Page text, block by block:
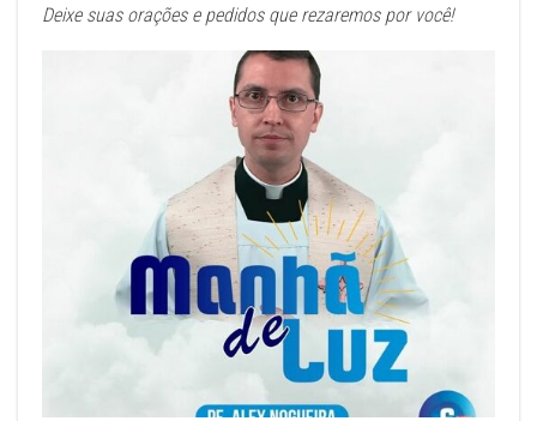
Deixe suas orações e pedidos que rezaremos por você!